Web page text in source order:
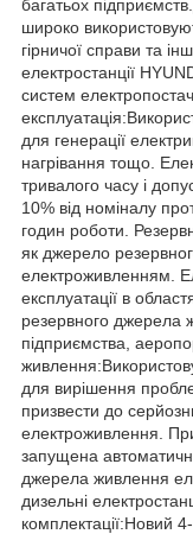
багатьох
широко
гірничої справи та
електростанції
систем
експлуатація:
для генерації
нагрівання тощо.
тривалого часу і
10% від номіналу
годин роботи.
як джерело
електроживленням.
експлуатації в
резервного джерела
підприємства,
для вирішення
призвести до
електроживлення.
запущена
джерела живлення
дизельні
комплектації:Новий